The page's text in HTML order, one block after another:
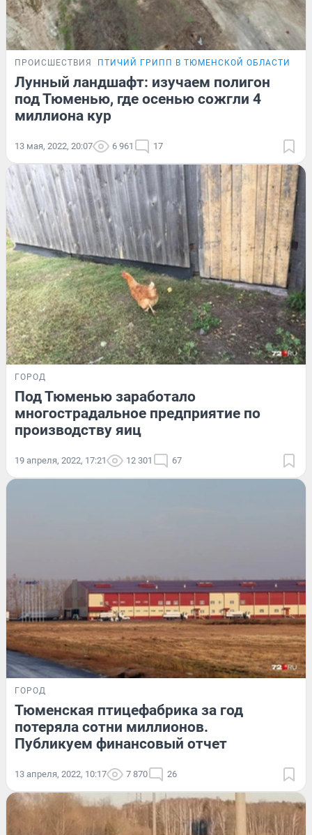
ПРОИСШЕСТВИЯ ПТИЧИЙ ГРИПП В ТЮМЕНСКОЙ ОБЛАСТИ
Лунный ландшафт: изучаем полигон
под Тюменью, где осенью сожгли 4
миллиона кур
13 мая, 2022, 20:07 6 961 17
ГОРОД
Под Тюменью заработало
многострадальное предприятие по
производству яиц
19 апреля, 2022, 17:21 12 301 67
ГОРОД
Тюменская птицефабрика за год
потеряла сотни миллионов.
Публикуем финансовый отчет
13 апреля, 2022, 10:17 7 870 26